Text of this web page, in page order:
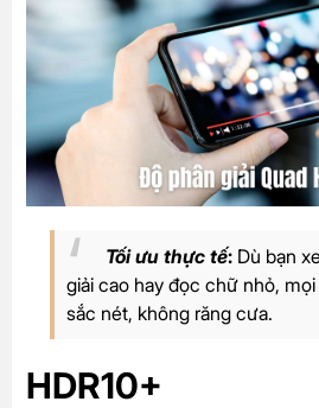
Tối ưu thực tế: Dù bạn
giải cao hay đọc chữ nhỏ,
sắc nét, không răng cưa.
HDR10+